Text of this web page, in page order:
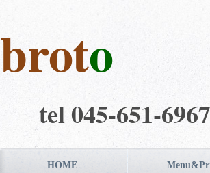
broto
tel 045-651-
HOME